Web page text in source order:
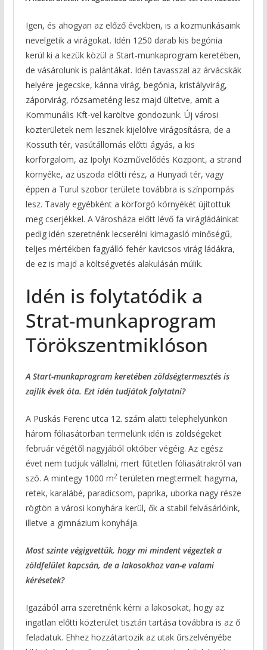
Igen, és ahogyan az előző években, is a közmunkásaink
nevelgetik a virágokat. Idén 1250 darab kis begónia
kerül ki a kezük közül a Start-munkaprogram keretében,
de vásárolunk is palántákat. Idén tavasszal az árvácskák
helyére jegecske, kánna virág, begónia, kristályvirág,
záporvirág, rózsameténg lesz majd ültetve, amit a
Kommunális Kft-vel karöltve gondozunk. Új városi
közterületek nem lesznek kijelölve virágosításra, de a
Kossuth tér, vasútállomás előtti ágyás, a kis
körforgalom, az Ipolyi Közművelődés Központ, a strand
környéke, az uszoda előtti rész, a Hunyadi tér, vagy
éppen a Turul szobor területe továbbra is színpompás
lesz. Tavaly egyébként a körforgó környékét újítottuk
meg cserjékkel. A Városháza előtt lévő fa virágládáinkat
pedig idén szeretnénk lecserélni kimagasló minőségű,
teljes mértékben fagyálló fehér kavicsos virág ládákra,
de ez is majd a költségvetés alakulásán múlik.
Idén is folytatódik a
Strat-munkaprogram
Törökszentmiklóson
A Start-munkaprogram keretében zöldségtermesztés is
zajlik évek óta. Ezt idén tudjátok folytatni?
A Puskás Ferenc utca 12. szám alatti telephelyünkön
három fóliasátorban termelünk idén is zöldségeket
február végétől nagyjából október végéig. Az egész
évet nem tudjuk vállalni, mert fűtetlen fóliasátrakról van
szó. A mintegy 1000 m2területen megtermelt hagyma,
retek, karalábé, paradicsom, paprika, uborka nagy része
rögtön a városi konyhára kerül, ők a stabil felvásárlóink,
illetve a gimnázium konyhája.
Most szinte végigvettük, hogy mi mindent végeztek a
zöldfelület kapcsán, de a lakosokhoz van-e valami
kérésetek?
Igazából arra szeretnénk kérni a lakosokat, hogy az
ingatlan előtti közterület tisztán tartása továbbra is az ő
feladatuk. Ehhez hozzátartozik az utak űrszelvényébe